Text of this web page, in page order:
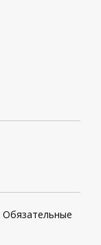
Обязательные